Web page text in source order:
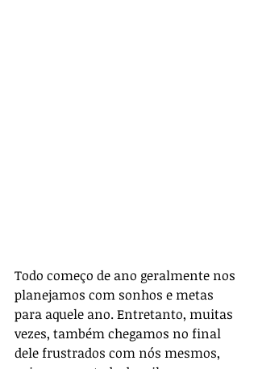
Todo começo de ano geralmente nos
planejamos com sonhos e metas
para aquele ano. Entretanto, muitas
vezes, também chegamos no final
dele frustrados com nós mesmos,